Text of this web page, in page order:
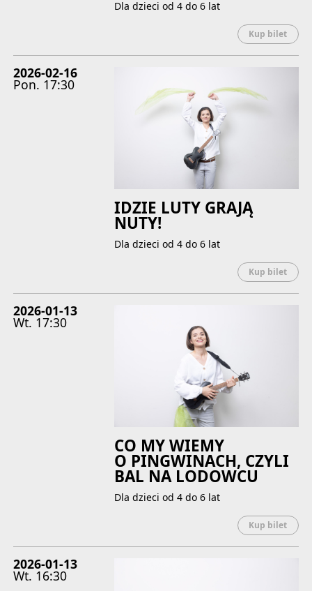
Dla dzieci od 4 do 6 lat
Kup bilet
2026-02-16
Pon. 17:30
IDZIE LUTY GRAJĄ
NUTY!
Dla dzieci od 4 do 6 lat
Kup bilet
2026-01-13
Wt. 17:30
CO MY WIEMY
O PINGWINACH, CZYLI
BAL NA LODOWCU
Dla dzieci od 4 do 6 lat
Kup bilet
2026-01-13
Wt. 16:30